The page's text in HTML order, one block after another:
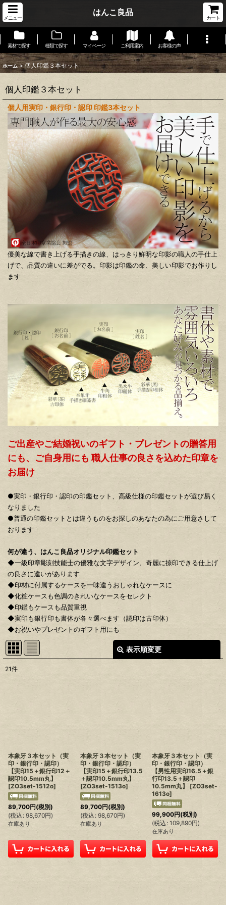
メニュー
はんこ良品
カート
素材で探す 種類で探す マイページ ご利用案内 お客様の声
ホーム > 個人印鑑３本セット
個人印鑑３本セット
個人用実印・銀行印・認印 印鑑3本セット
優美な線で書き上げる手描きの線、はっきり鮮明な印影の職人の手仕上
げで、品質の違いに差がでる。印影は印鑑の命、美しい印影でお作りし
ます
ご出産やご結婚祝いのギフト・プレゼントの贈答用
にも、ご自身用にも 職人仕事の良さを込めた印章を
お届け
●実印・銀行印・認印の印鑑セット、高級仕様の印鑑セットが選び易く
なりました
●普通の印鑑セットとは違うものをお探しのあなたの為にご用意さして
おります
何が違う、はんこ良品オリジナル印鑑セット
◆一級印章彫刻技能士の優雅な文字デザイン、奇麗に捺印できる仕上げ
の良さに違いがあります
◆印材に付属するケースを一味違うおしゃれなケースに
◆化粧ケースも色調のきれいなケースをセレクト
◆印鑑もケースも品質重視
◆実印も銀行印も書体が各々選べます（認印は古印体）
◆お祝いやプレゼントのギフト用にも
表示順変更
絞り込む
21件
本象牙３本セット（実
印・銀行印・認印）
【実印15＋銀行印12＋
認印10.5mm丸】
[ZO3set-1512o]
89,700円(税別)
(税込 : 98,670円)
在庫あり
本象牙３本セット（実
印・銀行印・認印）
【実印15＋銀行印13.5
＋認印10.5mm丸】
[ZO3set-1513o]
89,700円(税別)
(税込 : 98,670円)
在庫あり
本象牙３本セット（実
印・銀行印・認印）
【男性用実印16.5＋銀
行印13.5＋認印
10.5mm丸】
[ZO3set-
1613o]
99,900円(税別)
(税込 : 109,890円)
在庫あり